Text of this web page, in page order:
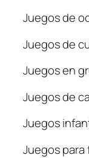
Juegos de
Juegos de
Juegos en
Juegos de
Juegos
Juegos para